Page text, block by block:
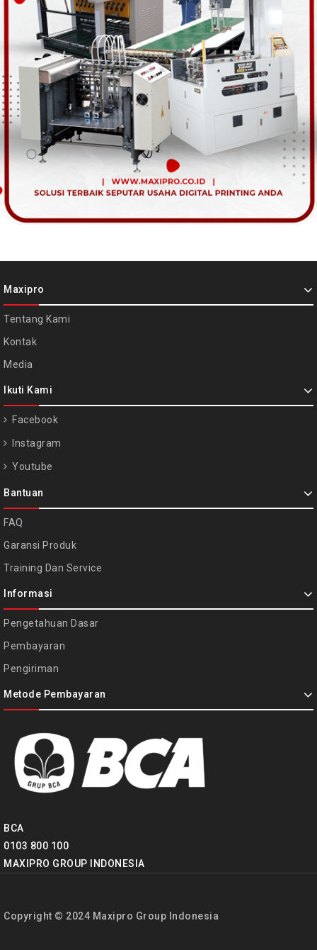
Maxipro
Tentang Kami
Kontak
Media
Ikuti Kami
Facebook
Instagram
Youtube
Bantuan
FAQ
Garansi Produk
Training Dan Service
Informasi
Pengetahuan Dasar
Pembayaran
Pengiriman
Metode Pembayaran
BCA
0103 800 100
MAXIPRO GROUP INDONESIA
Copyright © 2024 Maxipro Group Indonesia